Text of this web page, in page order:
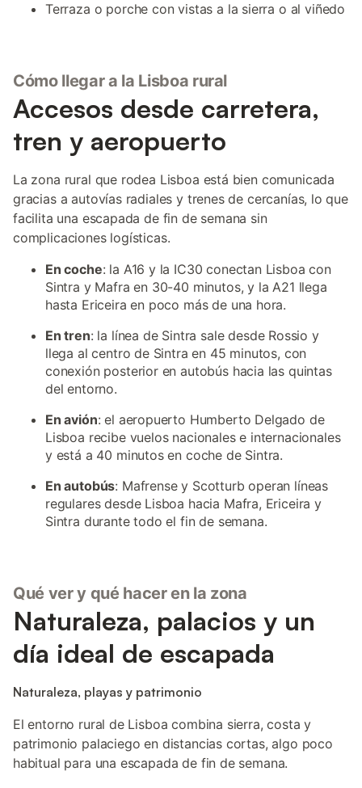
Terraza o porche con vistas a la sierra o al viñedo
Cómo llegar a la Lisboa rural
Accesos desde carretera,
tren y aeropuerto
La zona rural que rodea Lisboa está bien comunicada
gracias a autovías radiales y trenes de cercanías, lo que
facilita una escapada de fin de semana sin
complicaciones logísticas.
En coche: la A16 y la IC30 conectan Lisboa con
Sintra y Mafra en 30-40 minutos, y la A21 llega
hasta Ericeira en poco más de una hora.
En tren: la línea de Sintra sale desde Rossio y
llega al centro de Sintra en 45 minutos, con
conexión posterior en autobús hacia las quintas
del entorno.
En avión: el aeropuerto Humberto Delgado de
Lisboa recibe vuelos nacionales e internacionales
y está a 40 minutos en coche de Sintra.
En autobús: Mafrense y Scotturb operan líneas
regulares desde Lisboa hacia Mafra, Ericeira y
Sintra durante todo el fin de semana.
Qué ver y qué hacer en la zona
Naturaleza, palacios y un
día ideal de escapada
Naturaleza, playas y patrimonio
El entorno rural de Lisboa combina sierra, costa y
patrimonio palaciego en distancias cortas, algo poco
habitual para una escapada de fin de semana.